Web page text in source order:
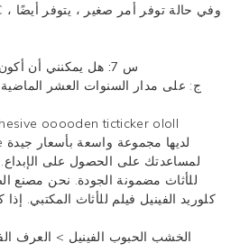
س 7: هل يمكنني أن أكون موزعك أو وكيلك في بلدي؟
ج: على مدار السنوات العشر الماضية
لمساعدتك على الحصول على
للأثاث مضمونة الجودة. نحن مصنع
كلوريد الفينيل فيلم للأثاث المكتبي.
الخشب الحبوب الفينيل > العرف